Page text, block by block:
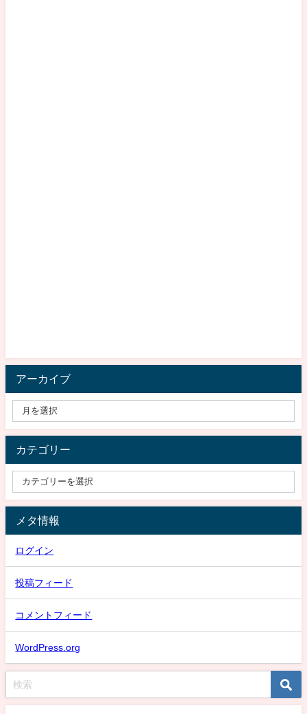
アーカイブ
カテゴリー
メタ情報
ログイン
投稿フィード
コメントフィード
WordPress.org